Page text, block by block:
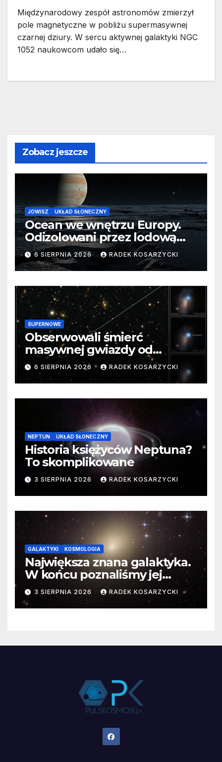
Międzynarodowy zespół astronomów zmierzył
pole magnetyczne w pobliżu supermasywnej
czarnej dziury. W sercu aktywnej galaktyki NGC
1052 naukowcom udało się…
Zobacz jeszcze
JOWISZ UKŁAD SŁONECZNY
Ocean we wnętrzu Europy.
Odizolowani przez lodową
barierę
6 SIERPNIA 2026 RADEK KOSARZYCKI
SUPERNOWE
Obserwowali śmierć
masywnej gwiazdy od
samego początku. Niezwykle
cenne dane
6 SIERPNIA 2026 RADEK KOSARZYCKI
NEPTUN UKŁAD SŁONECZNY
Historia księżyców Neptuna?
To skomplikowane
3 SIERPNIA 2026 RADEK KOSARZYCKI
GALAKTYKI KOSMOLOGIA
Największa znana galaktyka.
W końcu poznaliśmy jej
faktyczne wymiary
3 SIERPNIA 2026 RADEK KOSARZYCKI